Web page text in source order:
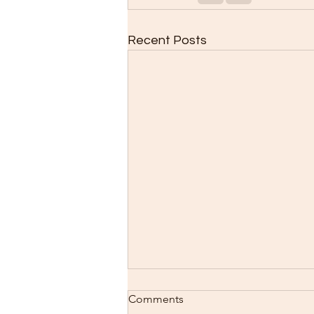
Recent Posts
Comments